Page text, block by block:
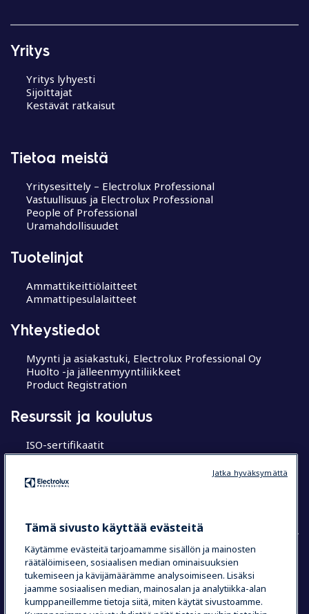
Yritys
Yritys lyhyesti
Sijoittajat
Kestävät ratkaisut
Tietoa meistä
Yritysesittely – Electrolux Professional
Vastuullisuus ja Electrolux Professional
People of Professional
Uramahdollisuudet
Tuotelinjat
Ammattikeittiölaitteet
Ammattipesulalaitteet
Yhteystiedot
Myynti ja asiakastuki, Electrolux Professional Oy
Huolto -ja jälleenmyyntiliikkeet
Product Registration
Resurssit ja koulutus
ISO-sertifikaatit
MyProfessional
Chef’s Hub
COUNTRY AND LANGUAGE
VALINTASI: SUOMI
Tämä sivusto käyttää evästeitä
Käytämme evästeitä tarjoamamme sisällön ja mainosten
räätälöimiseen, sosiaalisen median ominaisuuksien
tukemiseen ja kävijämäärämme analysoimiseen. Lisäksi
jaamme sosiaalisen median, mainosalan ja analytiikka-alan
kumppaneillemme tietoja siitä, miten käytät sivustoamme.
Jatka hyväksymättä